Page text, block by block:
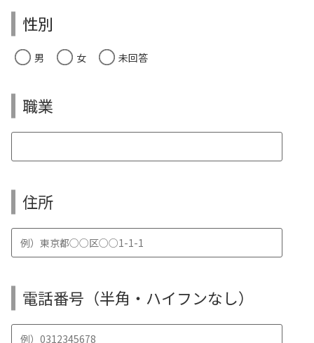
性別
男 女 未回答
職業
住所
電話番号（半角・ハイフンなし）